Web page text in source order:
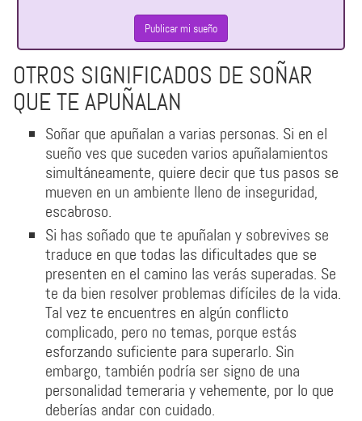
Publicar mi sueño
OTROS SIGNIFICADOS DE SOÑAR
QUE TE APUÑALAN
Soñar que apuñalan a varias personas. Si en el
sueño ves que suceden varios apuñalamientos
simultáneamente, quiere decir que tus pasos se
mueven en un ambiente lleno de inseguridad,
escabroso.
Si has soñado que te apuñalan y sobrevives se
traduce en que todas las dificultades que se
presenten en el camino las verás superadas. Se
te da bien resolver problemas difíciles de la vida.
Tal vez te encuentres en algún conflicto
complicado, pero no temas, porque estás
esforzando suficiente para superarlo. Sin
embargo, también podría ser signo de una
personalidad temeraria y vehemente, por lo que
deberías andar con cuidado.